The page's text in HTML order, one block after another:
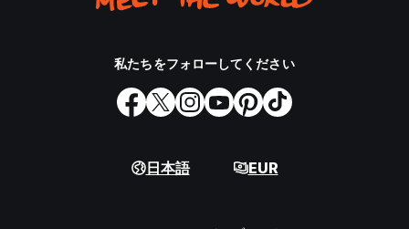
私たちをフォローしてください
日本語 EUR